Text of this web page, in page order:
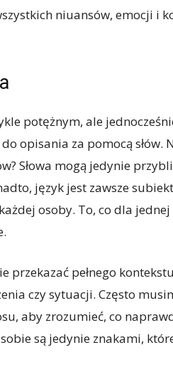
niuansów, emocji i
potężnym, ale
opisania za pomocą słów.
Słowa mogą jedynie
język jest zawsze
osoby. To, co dla
przekazać pełnego
czy sytuacji. Często
aby zrozumieć, co
są jedynie znakami,